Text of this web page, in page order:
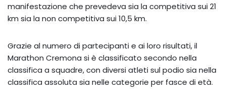
manifestazione che prevedeva sia la competitiva sui 21
km sia la non competitiva sui 10,5 km.
Grazie al numero di partecipanti e ai loro risultati, il
Marathon Cremona si è classificato secondo nella
classifica a squadre, con diversi atleti sul podio sia nella
classifica assoluta sia nelle categorie per fasce di età.